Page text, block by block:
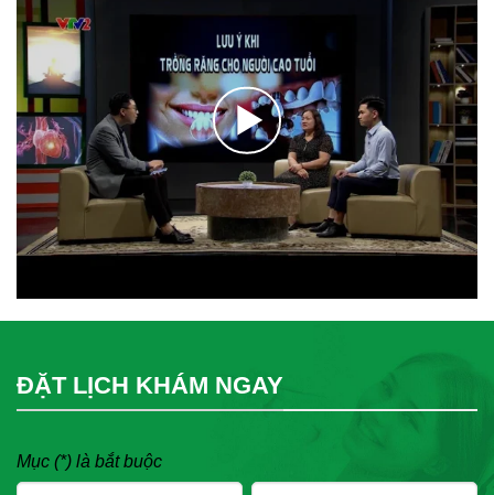
ĐẶT LỊCH KHÁM NGAY
Mục (*) là bắt buộc